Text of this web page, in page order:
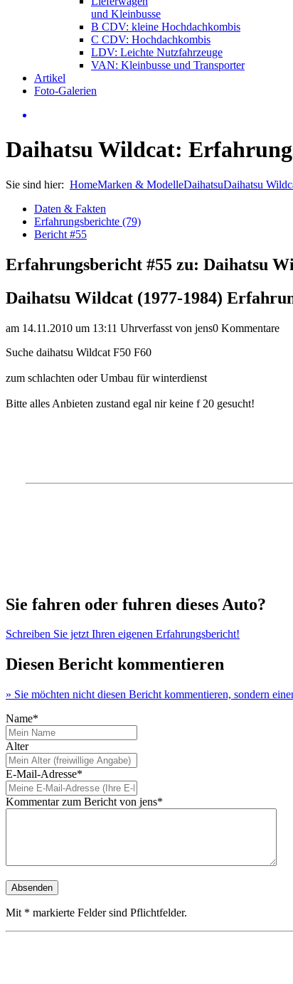
und Kleinbusse
B CDV: kleine Hochdachkombis
C CDV: Hochdachkombis
LDV: Leichte Nutzfahrzeuge
VAN: Kleinbusse und Transporter
Artikel
Foto-Galerien
Daihatsu Wildcat:
Sie sind hier: HomeMarken & ModelleDaihatsuDaihatsu
Daten & Fakten
Erfahrungsberichte (79)
Bericht #55
Erfahrungsbericht #55 zu: Daihatsu
Daihatsu Wildcat (1977-1984)
am 14.11.2010 um 13:11 Uhrverfasst von jens0 Kommentare
Suche daihatsu Wildcat F50 F60
zum schlachten oder Umbau für winterdienst
Bitte alles Anbieten zustand egal nir keine f 20 gesucht!
Sie fahren oder fuhren dieses Auto?
Schreiben Sie jetzt Ihren eigenen Erfahrungsbericht!
Diesen Bericht kommentieren
» Sie möchten nicht diesen Bericht kommentieren, sondern
Name*
Alter
E-Mail-Adresse*
Kommentar zum Bericht von jens*
Mit * markierte Felder sind Pflichtfelder.